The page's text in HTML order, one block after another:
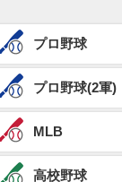
プロ野球
プロ野球(2軍)
MLB
高校野球